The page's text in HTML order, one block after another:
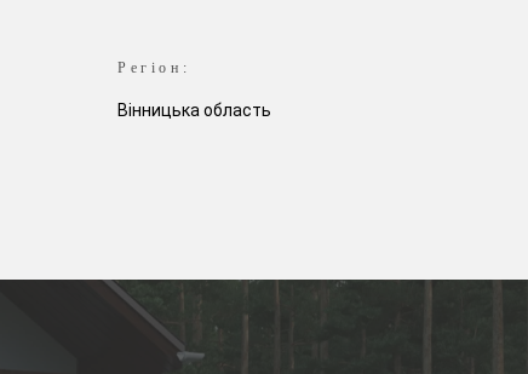
Регіон:
Вінницька область